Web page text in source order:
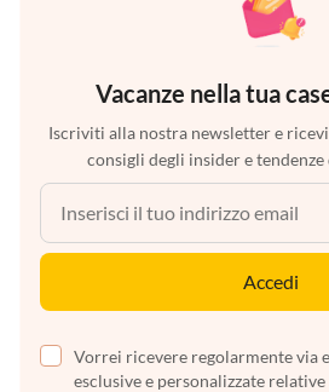
Vacanze nella tua
Iscriviti alla nostra newsletter e
consigli degli insider e
Accedi
Vorrei ricevere regolarmente via
esclusive e personalizzate relative